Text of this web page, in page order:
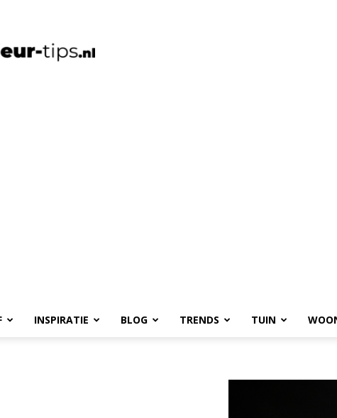
INSPIRATIE BLOG TRENDS TUIN